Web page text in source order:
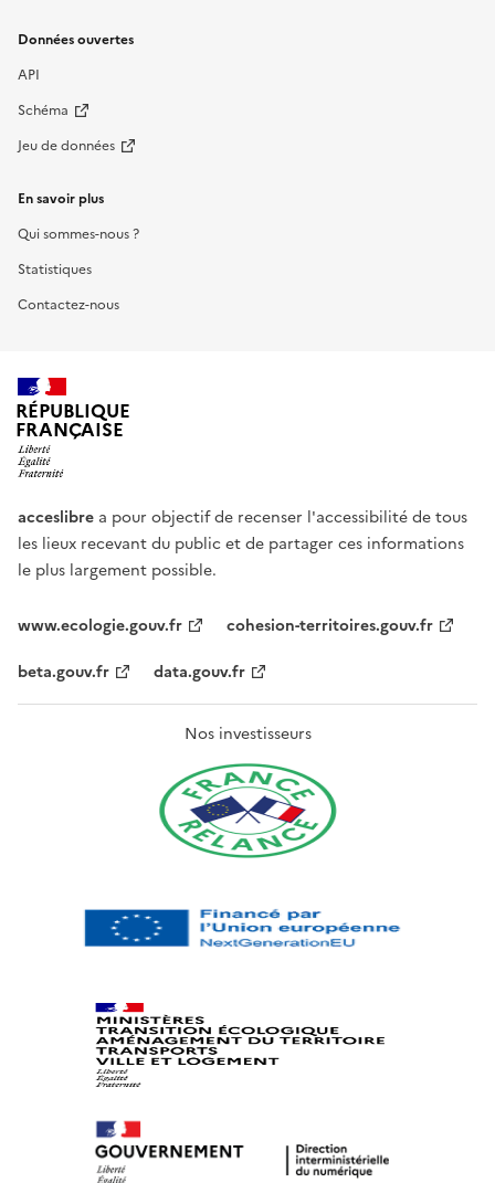
Données ouvertes
API
Schéma
Jeu de données
En savoir plus
Qui sommes-nous ?
Statistiques
Contactez-nous
RÉPUBLIQUE
FRANÇAISE
acceslibre a pour objectif de recenser l'accessibilité de tous
les lieux recevant du public et de partager ces informations
le plus largement possible.
www.ecologie.gouv.fr
cohesion-territoires.gouv.fr
beta.gouv.fr
data.gouv.fr
Nos investisseurs